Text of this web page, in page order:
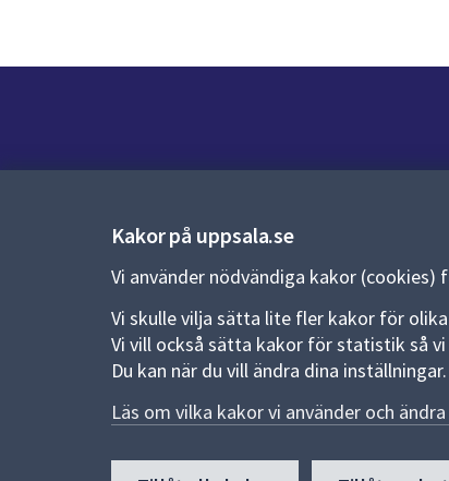
Kakor på uppsala.se
Vi använder nödvändiga kakor
Vi skulle vilja sätta lite fler kakor för
Vi vill också sätta kakor för statistik så
Du kan när du vill ändra dina inställningar.
Läs om vilka kakor vi använder och
Kontaktcenter:018-727 00 00
E-post:uppsala.kommun@uppsala.se
Fler kontaktvägar
Pressrum
Nyheter och pressmeddelanden